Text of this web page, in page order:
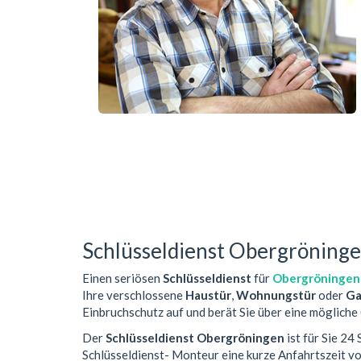
Schlüsseldienst
Einen seriösen Schlüsseldienst für Obergröningen
Ihre verschlossene Haustür,Wohnungstüroder
Einbruchschutz auf und berät Sie über eine
DerSchlüsseldienst Obergröningen ist für Sie 24
Schlüsseldienst- Monteur eine kurze Anfahrtszeit